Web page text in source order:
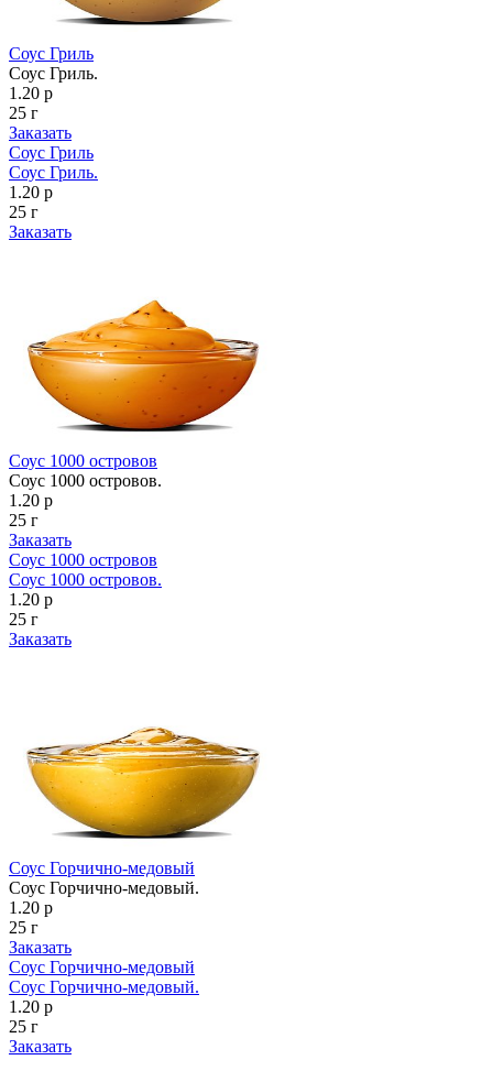
Соус Гриль
Соус Гриль.
1.20 р
25 г
Заказать
Соус Гриль
Соус Гриль.
1.20 р
25 г
Заказать
Соус 1000 островов
Соус 1000 островов.
1.20 р
25 г
Заказать
Соус 1000 островов
Соус 1000 островов.
1.20 р
25 г
Заказать
Соус Горчично-медовый
Соус Горчично-медовый.
1.20 р
25 г
Заказать
Соус Горчично-медовый
Соус Горчично-медовый.
1.20 р
25 г
Заказать